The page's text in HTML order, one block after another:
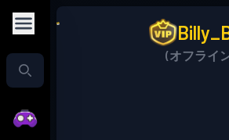
(オフライ